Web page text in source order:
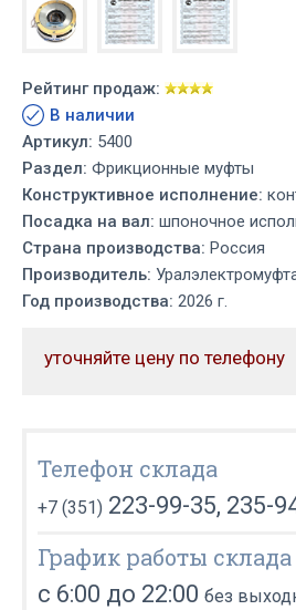
Рейтинг продаж:
В наличии
Артикул: 5400
Раздел: Фрикционные муфты
Конструктивное исполнение:
Посадка на вал: шпоночное
Страна производства: Россия
Производитель:
Год производства: 2026 г.
уточняйте цену по телефону
Телефон склада
+7 (351) 223-99-35, 235-
График работы склада
с 6:00 до 22:00 без